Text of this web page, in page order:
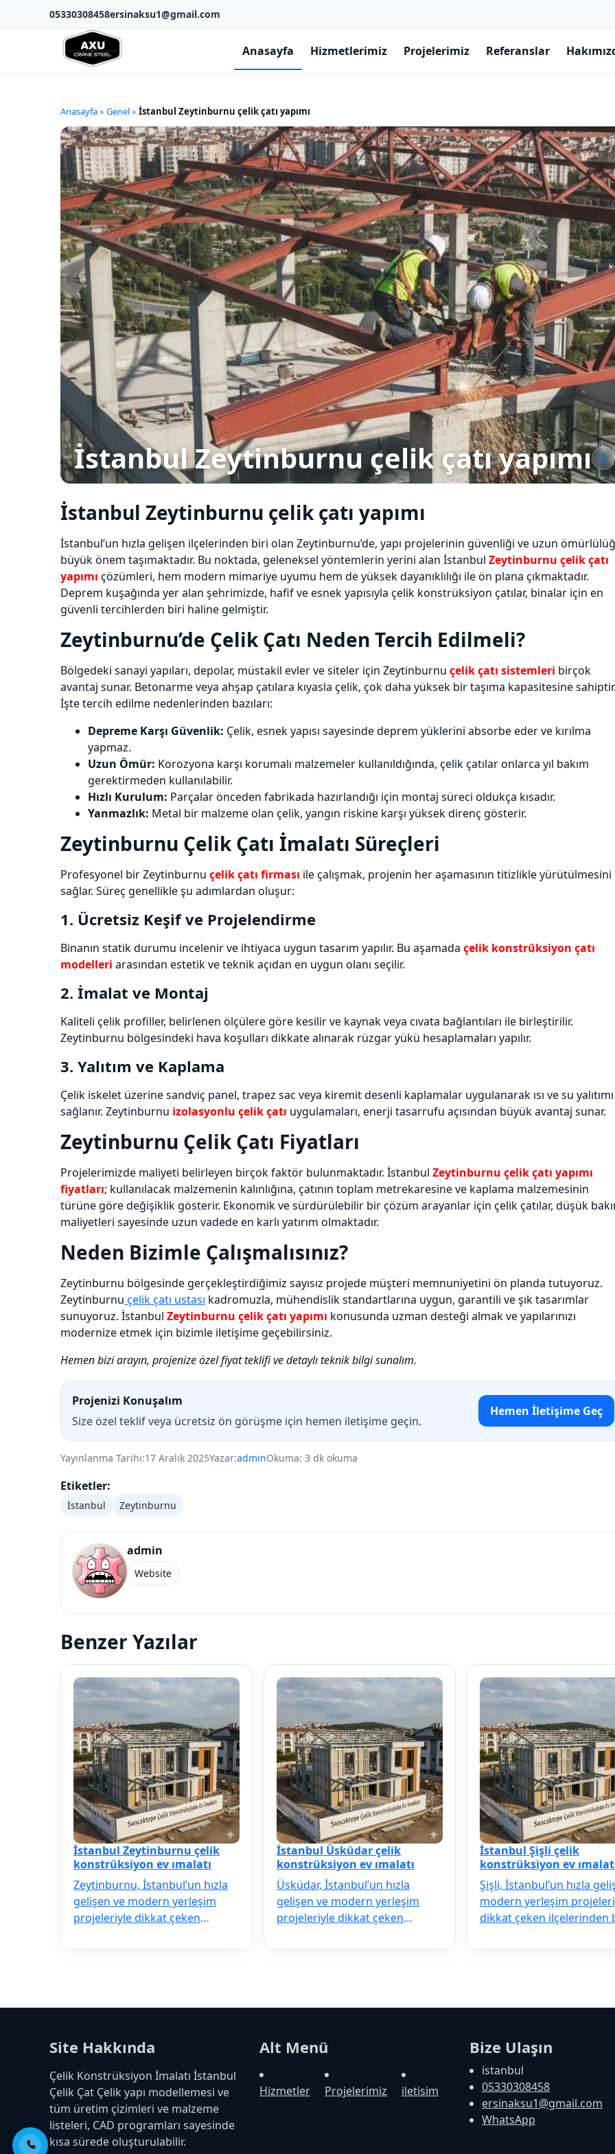
05330308458ersinaksu1@gmail.com
Anasayfa Hizmetlerimiz Projelerimiz Referanslar
Anasayfa» Genel» İstanbul Zeytinburnu çelik çatı yapımı
İstanbul Zeytinburnu çelik çatı yapımı
İstanbul Zeytinburnu çelik çatı yapımı
İstanbul’un hızla gelişen ilçelerinden biri olan Zeytinburnu’de, yapı projelerinin güvenliği ve uzun
büyük önem taşımaktadır. Bu noktada, geleneksel yöntemlerin yerini alan İstanbul Zeytinburnu çelik çatı
yapımı çözümleri, hem modern mimariye uyumu hem de yüksek dayanıklılığı ile ön plana çıkmaktadır.
Deprem kuşağında yer alan şehrimizde, hafif ve esnek yapısıyla çelik konstrüksiyon çatılar, binalar için en
güvenli tercihlerden biri haline gelmiştir.
Zeytinburnu’de Çelik Çatı Neden Tercih Edilmeli?
Bölgedeki sanayi yapıları, depolar, müstakil evler ve siteler için Zeytinburnu çelik çatı sistemleri birçok
avantaj sunar. Betonarme veya ahşap çatılara kıyasla çelik, çok daha yüksek bir taşıma kapasitesine
İşte tercih edilme nedenlerinden bazıları:
Depreme Karşı Güvenlik: Çelik, esnek yapısı sayesinde deprem yüklerini absorbe eder ve kırılma
yapmaz.
Uzun Ömür: Korozyona karşı korumalı malzemeler kullanıldığında, çelik çatılar onlarca yıl bakım
gerektirmeden kullanılabilir.
Hızlı Kurulum: Parçalar önceden fabrikada hazırlandığı için montaj süreci oldukça kısadır.
Yanmazlık: Metal bir malzeme olan çelik, yangın riskine karşı yüksek direnç gösterir.
Zeytinburnu Çelik Çatı İmalatı Süreçleri
Profesyonel bir Zeytinburnu çelik çatı firması ile çalışmak, projenin her aşamasının titizlikle yürütülmesini
sağlar. Süreç genellikle şu adımlardan oluşur:
1. Ücretsiz Keşif ve Projelendirme
Binanın statik durumu incelenir ve ihtiyaca uygun tasarım yapılır. Bu aşamada çelik konstrüksiyon çatı
modelleri arasından estetik ve teknik açıdan en uygun olanı seçilir.
2. İmalat ve Montaj
Kaliteli çelik profiller, belirlenen ölçülere göre kesilir ve kaynak veya cıvata bağlantıları ile birleştirilir.
Zeytinburnu bölgesindeki hava koşulları dikkate alınarak rüzgar yükü hesaplamaları yapılır.
3. Yalıtım ve Kaplama
Çelik iskelet üzerine sandviç panel, trapez sac veya kiremit desenli kaplamalar uygulanarak ısı ve su yalıtımı
sağlanır. Zeytinburnu izolasyonlu çelik çatı uygulamaları, enerji tasarrufu açısından büyük avantaj sunar.
Zeytinburnu Çelik Çatı Fiyatları
Projelerimizde maliyeti belirleyen birçok faktör bulunmaktadır. İstanbul Zeytinburnu çelik çatı yapımı
fiyatları; kullanılacak malzemenin kalınlığına, çatının toplam metrekaresine ve kaplama malzemesinin
türüne göre değişiklik gösterir. Ekonomik ve sürdürülebilir bir çözüm arayanlar için çelik çatılar, düşük
maliyetleri sayesinde uzun vadede en karlı yatırım olmaktadır.
Neden Bizimle Çalışmalısınız?
Zeytinburnu bölgesinde gerçekleştirdiğimiz sayısız projede müşteri memnuniyetini ön planda tutuyoruz.
Zeytinburnu çelik çatı ustası kadromuzla, mühendislik standartlarına uygun, garantili ve şık tasarımlar
sunuyoruz. İstanbul Zeytinburnu çelik çatı yapımı konusunda uzman desteği almak ve yapılarınızı
modernize etmek için bizimle iletişime geçebilirsiniz.
Hemen bizi arayın, projenize özel fiyat teklifi ve detaylı teknik bilgi sunalım.
Projenizi Konuşalım
Size özel teklif veya ücretsiz ön görüşme için hemen iletişime geçin.
Hemen İletişime Geç
Yayınlanma Tarihi:17 Aralık 2025Yazar:adminOkuma: 3 dk okuma
Etiketler:
İstanbul Zeytinburnu
admin
Website
Benzer Yazılar
İstanbul Zeytinburnu çelik
konstrüksiyon ev ımalatı
Zeytinburnu, İstanbul’un hızla
gelişen ve modern yerleşim
projeleriyle dikkat çeken
riskine…
İstanbul Üsküdar çelik
konstrüksiyon ev ımalatı
Üsküdar, İstanbul’un hızla
gelişen ve modern yerleşim
projeleriyle dikkat çeken
riskine kar…
İstanbul Şişli çelik
konstrüksiyon ev
Şişli, İstanbul’un hızla
modern yerleşim
dikkat çeken ilçelerinden
Site Hakkında
Çelik Konstrüksiyon İmalatı İstanbul
Çelik Çat Çelik yapı modellemesi ve
tüm üretim çizimleri ve malzeme
listeleri, CAD programları sayesinde
kısa sürede oluşturulabilir.
Alt Menü
Hizmetler Projelerimiz iletisim
Bize Ulaşın
istanbul
05330308458
ersinaksu1@gmail.com
WhatsApp